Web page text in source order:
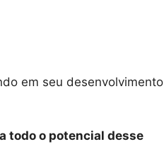
em seu desenvolvimento
todo o potencial desse